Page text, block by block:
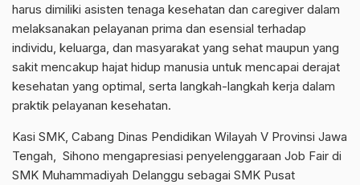
harus dimiliki asisten tenaga kesehatan dan caregiver dalam
melaksanakan pelayanan prima dan esensial terhadap
individu, keluarga, dan masyarakat yang sehat maupun yang
sakit mencakup hajat hidup manusia untuk mencapai derajat
kesehatan yang optimal, serta langkah-langkah kerja dalam
praktik pelayanan kesehatan.
Kasi SMK, Cabang Dinas Pendidikan Wilayah V Provinsi Jawa
Tengah, Sihono mengapresiasi penyelenggaraan Job Fair di
SMK Muhammadiyah Delanggu sebagai SMK Pusat